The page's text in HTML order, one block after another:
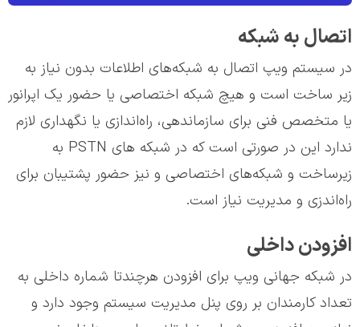
اتصال به شبکه
در سیستم ویپ اتصال به شبکه‌های اطلاعات بدون نیاز به
زیر ساخت است و هیچ شبکه اختصاصی یا حضور یک اپرانور
یا متخصص فنی برای سازماندهی، راه‌اندازی یا نگهداری لازم
ندارد این در صورتی است که در شبکه های PSTN به
زیرساخت و شبکه‌های اختصاصی و نیز حضور پشتیبان برای
راه‌اندزی و مدیریت نیاز است.
افزودن داخلی
در شبکه جهانی ویپ برای افزودن هرچندتا شماره داخلی به
تعداد کارمندان بر روی پنل مدیریت سیستم وجود دارد و